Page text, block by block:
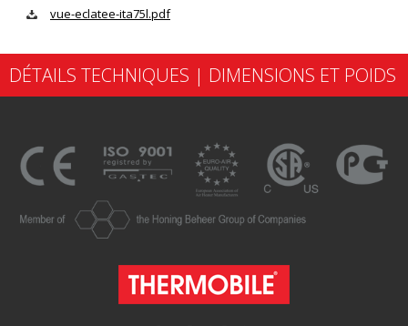
vue-eclatee-ita75l.pdf
DÉTAILS TECHNIQUES | DIMENSIONS ET POIDS